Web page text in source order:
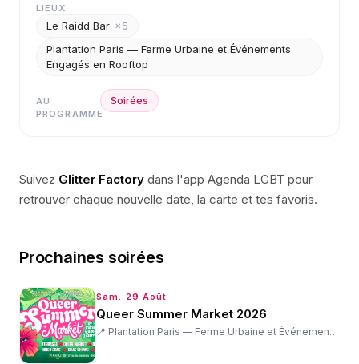
LIEUX
Le Raidd Bar ×5
Plantation Paris — Ferme Urbaine et Événements
Engagés en Rooftop
AU
PROGRAMME
Soirées
Suivez Glitter Factory dans l'app Agenda LGBT pour
retrouver chaque nouvelle date, la carte et tes favoris.
Prochaines soirées
Sam. 29 Août
Queer Summer Market 2026
📍 Plantation Paris — Ferme Urbaine et Événements Engagés en Rooftop